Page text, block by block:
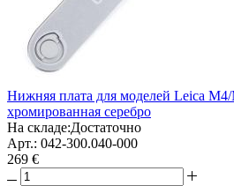
Нижняя плата для моделей Leica
хромированная серебро
На складе:Достаточно
Арт.: 042-300.040-000
269 €